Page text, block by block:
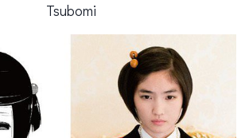
Tsubomi